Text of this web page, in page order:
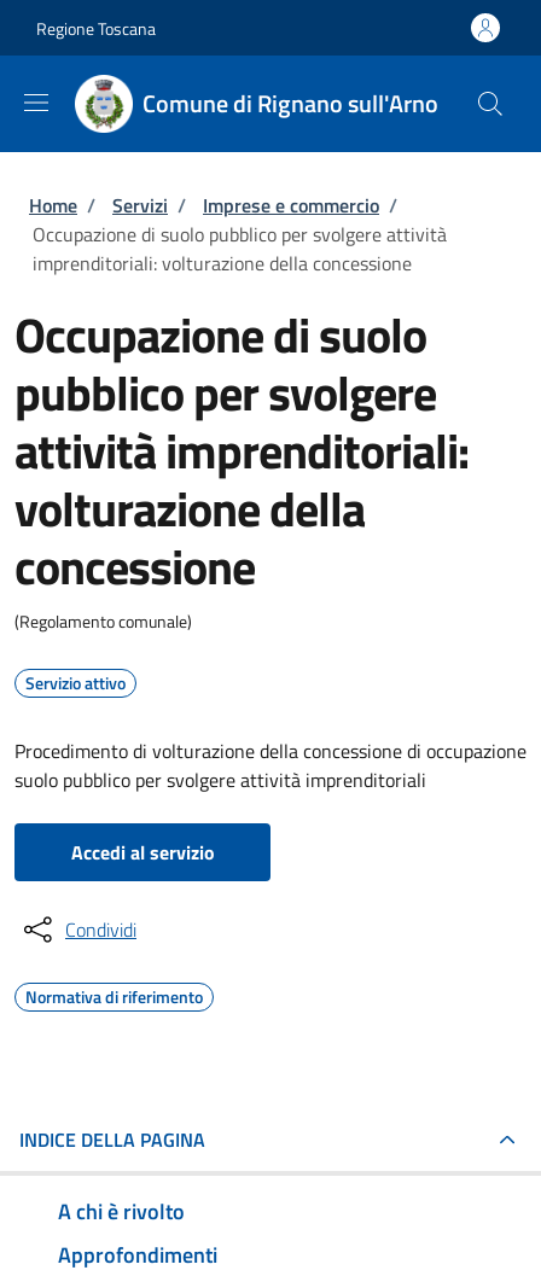
Regione Toscana
Comune di Rignano sull'Arno
Briciole di pane
Home / Servizi / Imprese e commercio /
Occupazione di suolo pubblico per svolgere attività
imprenditoriali: volturazione della concessione
Occupazione di suolo
pubblico per svolgere
attività imprenditoriali:
volturazione della
concessione
(Regolamento comunale)
Servizio attivo
Procedimento di volturazione della concessione di occupazione
suolo pubblico per svolgere attività imprenditoriali
Accedi al servizio
Condividi
Normativa di riferimento
INDICE DELLA PAGINA
A chi è rivolto
Approfondimenti